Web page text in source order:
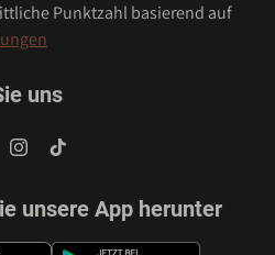
Punktzahl basierend auf
uns
unsere App herunter